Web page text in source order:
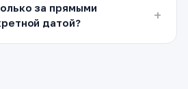
за прямыми
датой?